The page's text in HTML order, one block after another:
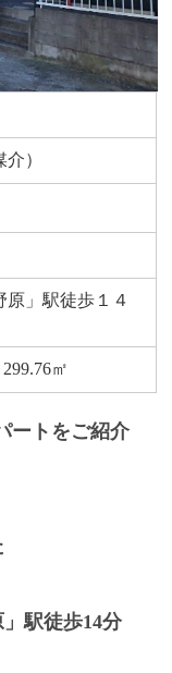
）
原」駅徒歩１４
㎡
ートをご紹介
駅徒歩14分